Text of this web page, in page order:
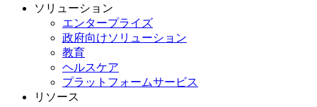
ソリューション
エンタープライズ
政府向けソリューション
教育
ヘルスケア
プラットフォームサービス
リソース